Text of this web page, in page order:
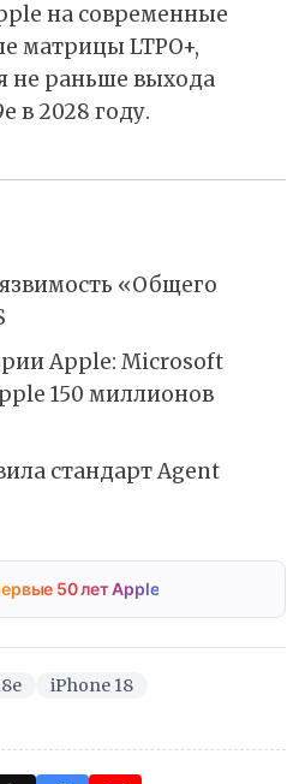
на современные
матрицы LTPO+,
не раньше выхода
в 2028 году.
«Общего
Apple: Microsoft
150 миллионов
стандарт Agent
50 лет Apple
iPhone 18